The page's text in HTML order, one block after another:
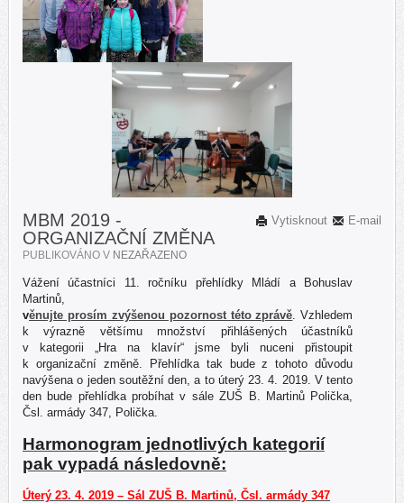
E-mail
Vytisknout
MBM 2019 -
ORGANIZAČNÍ ZMĚNA
PUBLIKOVÁNO V NEZAŘAZENO
Vážení účastníci 11. ročníku přehlídky Mládí a Bohuslav
Martinů,
věnujte prosím zvýšenou pozornost této zprávě . Vzhledem
k výrazně většímu množství přihlášených účastníků
v kategorii „Hra na klavír“ jsme byli nuceni přistoupit
k organizační změně. Přehlídka tak bude z tohoto důvodu
navýšena o jeden soutěžní den, a to úterý 23. 4. 2019. V tento
den bude přehlídka probíhat v sále ZUŠ B. Martinů Polička,
Čsl. armády 347, Polička.
Harmonogram jednotlivých kategorií
pak vypadá následovně:
Úterý 23. 4. 2019 – Sál ZUŠ B. Martinů, Čsl. armády 347